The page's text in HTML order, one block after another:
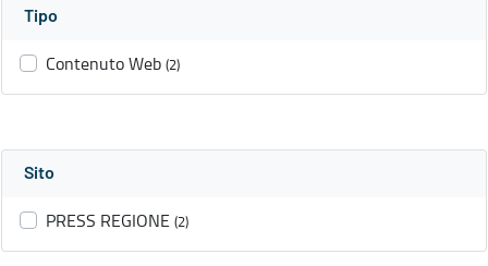
Tipo
Contenuto Web (2)
Sito
PRESS REGIONE (2)